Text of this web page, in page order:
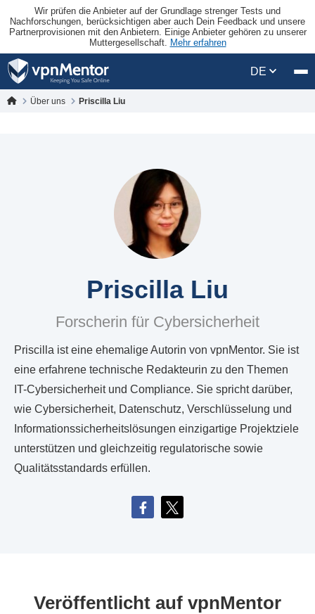
Wir prüfen die Anbieter auf der Grundlage strenger Tests und
Nachforschungen, berücksichtigen aber auch Dein Feedback und unsere
Partnerprovisionen mit den Anbietern. Einige Anbieter gehören zu unserer
Muttergesellschaft. Mehr erfahren
DE
Über uns Priscilla Liu
Priscilla Liu
Forscherin für Cybersicherheit
Priscilla ist eine ehemalige Autorin von vpnMentor. Sie ist
eine erfahrene technische Redakteurin zu den Themen
IT-Cybersicherheit und Compliance. Sie spricht darüber,
wie Cybersicherheit, Datenschutz, Verschlüsselung und
Informationssicherheitslösungen einzigartige Projektziele
unterstützen und gleichzeitig regulatorische sowie
Qualitätsstandards erfüllen.
Veröffentlicht auf vpnMentor